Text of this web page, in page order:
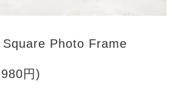
Photo Frame
円)